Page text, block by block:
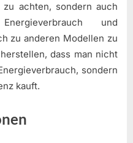
zu achten, sondern auch
und
zu anderen Modellen zu
dass man nicht
sondern
kauft.